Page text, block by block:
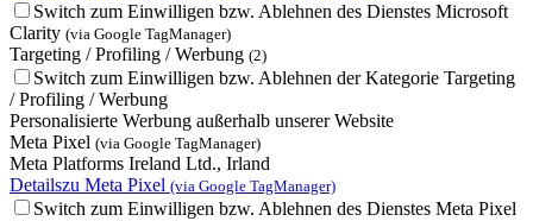
Switch zum Einwilligen bzw. Ablehnen des Dienstes Microsoft
Clarity (via Google TagManager)
Targeting / Profiling / Werbung (2)
Switch zum Einwilligen bzw. Ablehnen der Kategorie Targeting
/ Profiling / Werbung
Personalisierte Werbung außerhalb unserer Website
Meta Pixel (via Google TagManager)
Meta Platforms Ireland Ltd., Irland
Detailszu Meta Pixel (via Google TagManager)
Switch zum Einwilligen bzw. Ablehnen des Dienstes Meta Pixel